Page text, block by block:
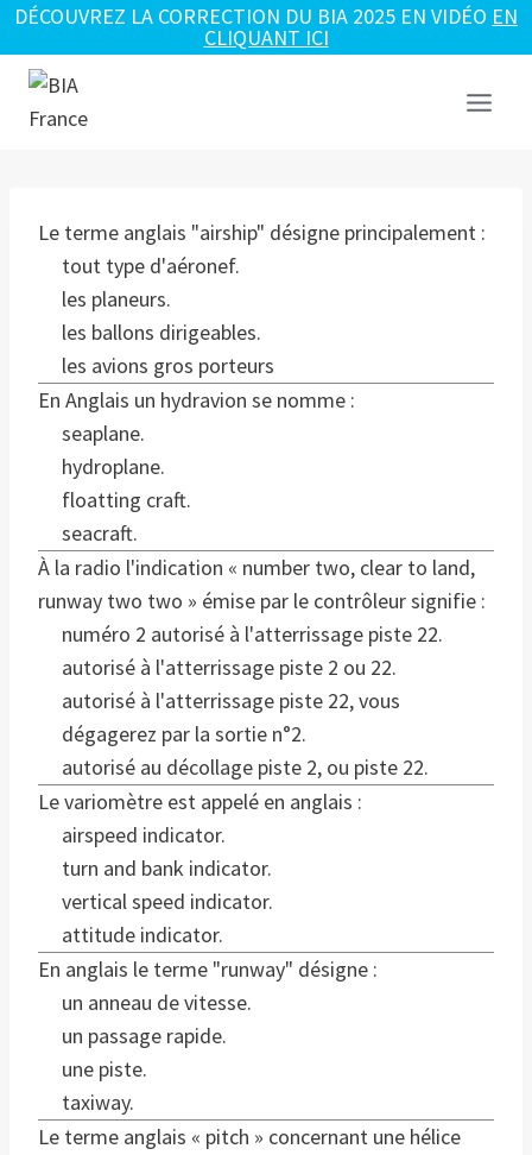
DÉCOUVREZ LA CORRECTION DU BIA 2025 EN VIDÉO EN
CLIQUANT ICI
Aller
Le terme anglais "airship" désigne principalement :
tout type d'aéronef.
les planeurs.
les ballons dirigeables.
les avions gros porteurs
En Anglais un hydravion se nomme :
seaplane.
hydroplane.
floatting craft.
seacraft.
À la radio l'indication « number two, clear to land,
runway two two » émise par le contrôleur signifie :
numéro 2 autorisé à l'atterrissage piste 22.
autorisé à l'atterrissage piste 2 ou 22.
autorisé à l'atterrissage piste 22, vous
dégagerez par la sortie n°2.
autorisé au décollage piste 2, ou piste 22.
Le variomètre est appelé en anglais :
airspeed indicator.
turn and bank indicator.
vertical speed indicator.
attitude indicator.
En anglais le terme "runway" désigne :
un anneau de vitesse.
un passage rapide.
une piste.
taxiway.
Le terme anglais « pitch » concernant une hélice